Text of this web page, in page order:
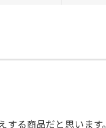
る商品だと思います。